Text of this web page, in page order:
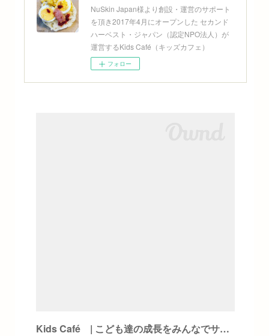
NuSkin Japan様より創設・運営のサポート
を頂き2017年4月にオープンした セカンド
ハーベスト・ジャパン（認定NPO法人）が
運営するKids Café（キッズカフェ）
フォロー
Kids Café | こども達の成長をみんなでサポートするカフェ